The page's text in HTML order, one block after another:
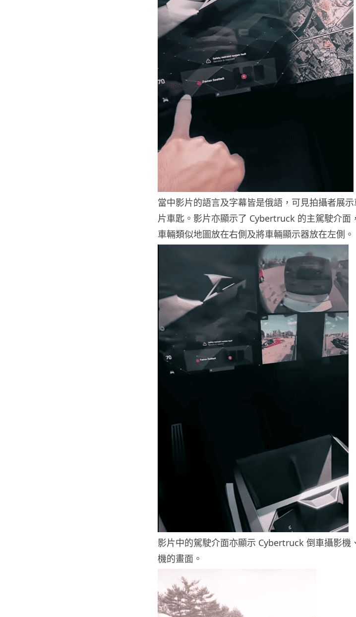
當中影片的語言及字幕皆是俄語，可見拍攝者展
片車匙。影片亦顯示了 Cybertruck 的主駕駛介面
車輛類似地圖放在右側及將車輛顯示器放在左側。
影片中的駕駛介面亦顯示 Cybertruck 倒車攝影機
機的畫面。